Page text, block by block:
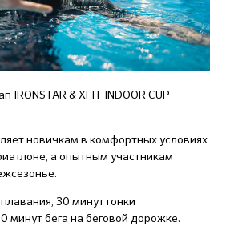
IRONSTAR & XFIT INDOOR CUP
новичкам в комфортных условиях
а опытным участникам
30 минут гонки
минут бега на беговой дорожке.